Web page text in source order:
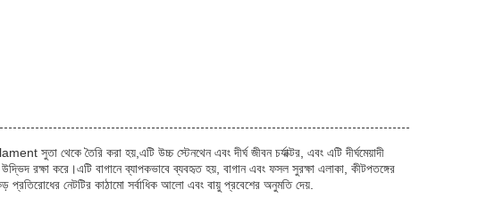
থেকে তৈরি করা হয়,এটি উচ্চ স্টেনথেন এবং দীর্ঘ জীবন চর্যাক্টর, এবং এটি দীর্ঘমেয়াদী
রক্ষা করে।এটি বাগানে ব্যাপকভাবে ব্যবহৃত হয়, বাগান এবং ফসল সুরক্ষা এলাকা, কীটপতঙ্গের
নেটটির কাঠামো সর্বাধিক আলো এবং বায়ু প্রবেশের অনুমতি দেয়.